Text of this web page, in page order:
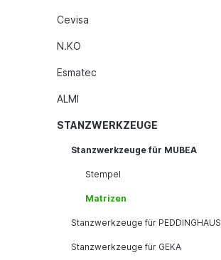
Cevisa
N.KO
Esmatec
ALMI
STANZWERKZEUGE
Stanzwerkzeuge für MUBEA
Stempel
Matrizen
Stanzwerkzeuge für PEDDINGHAUS
Stanzwerkzeuge für GEKA